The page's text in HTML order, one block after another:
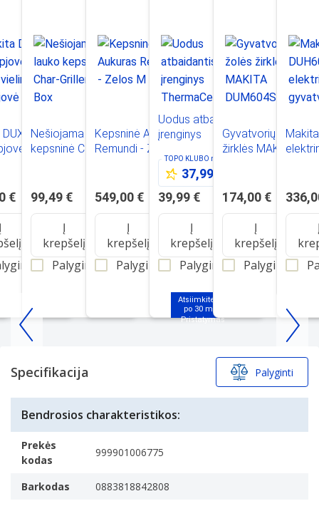
ir
€
Nešiojama lauko
kepsninė Char-
99,49 €
Į
krepšelį
Palyginti
Kepsninė Aukuras
Remundi - Zelos M
549,00 €
Į
krepšelį
Palyginti
Uodus atbaidantis
įrenginys
ThermaCell Halo
Mini, Baltas
TOPO KLUBO nariams
37,99 €
39,99 €
Atsiimkite jau
po 30 min.
Į
krepšelį
Palyginti
Gyvatvorių ir žolės
žirklės MAKITA
174,00 €
Į
krepšelį
Palyginti
Item
Specifikacija Palyginti
Bendrosios charakteristikos:
Prekės
kodas
999901006775
Barkodas 0883818842808